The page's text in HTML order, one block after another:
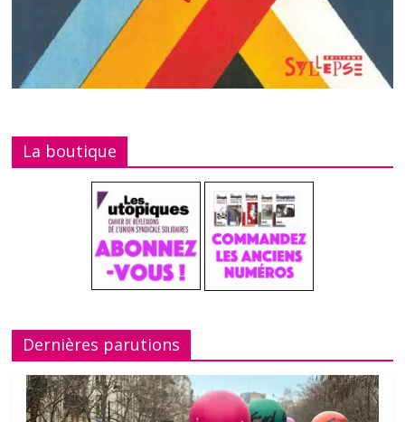
La boutique
Dernières parutions